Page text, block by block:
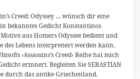
Creed: Odyssey … wünsch dir eine
bekanntes Gedicht Konstantinos
aus Homers Odyssee bedient und
des Lebens interpretiert werden kann.
›Assassins’s Creed‹ Reihe hat mich
erinnert. Begleiten Sie SEBASTIAN
durch das antike Griechenland.